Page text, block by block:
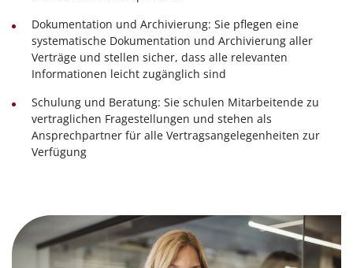
Dokumentation und Archivierung: Sie pflegen eine
systematische Dokumentation und Archivierung aller
Verträge und stellen sicher, dass alle relevanten
Informationen leicht zugänglich sind
Schulung und Beratung: Sie schulen Mitarbeitende zu
vertraglichen Fragestellungen und stehen als
Ansprechpartner für alle Vertragsangelegenheiten zur
Verfügung